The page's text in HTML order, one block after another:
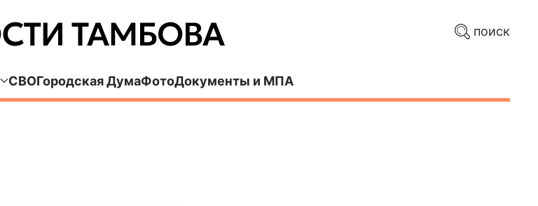
поиск
СВОГородская ДумаФотоДокументы и МПА